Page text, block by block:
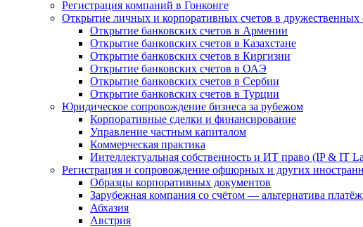
Регистрация компаний в Гонконге
Открытие личных и корпоративных счетов в дружественных
Открытие банковских счетов в Армении
Открытие банковских счетов в Казахстане
Открытие банковских счетов в Киргизии
Открытие банковских счетов в ОАЭ
Открытие банковских счетов в Сербии
Открытие банковских счетов в Турции
Юридическое сопровождение бизнеса за рубежом
Корпоративные сделки и финансирование
Управление частным капиталом
Коммерческая практика
Интеллектуальная собственность и ИТ право (IP & IT
Регистрация и сопровождение офшорных и других
Образцы корпоративных документов
Зарубежная компания со счётом — альтернатива
Абхазия
Австрия